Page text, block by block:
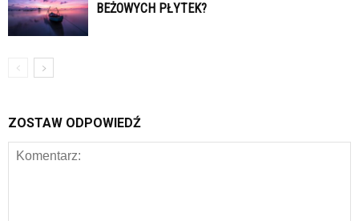
BEŻOWYCH PŁYTEK?
ZOSTAW ODPOWIEDŹ